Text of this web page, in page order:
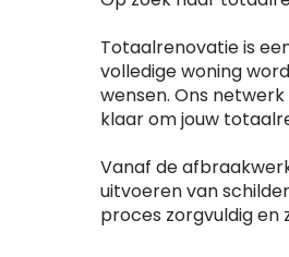
Totaalrenovatie is
volledige woning
wensen. Ons
klaar om jouw
Vanaf de
uitvoeren van
proces zorgvuldig en